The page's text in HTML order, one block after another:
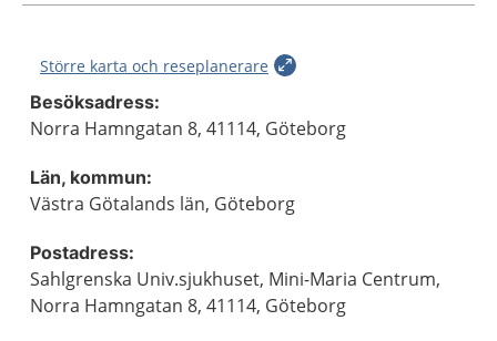
Större karta och reseplanerare
Besöksadress:
Norra Hamngatan 8, 41114, Göteborg
Län, kommun:
Västra Götalands län, Göteborg
Postadress:
Sahlgrenska Univ.sjukhuset, Mini-Maria Centrum,
Norra Hamngatan 8, 41114, Göteborg